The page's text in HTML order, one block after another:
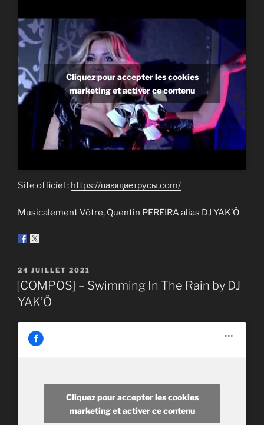
Cliquez pour accepter les cookies
marketing et activer ce contenu
Site officiel : https://пающиетрусы.com/
Musicalement Vôtre, Quentin PEREIRA alias DJ YAK’Ô
PUBLIÉ
LE
24 JUILLET 2021
[COMPOS] – Swimming In The Rain by DJ
YAK’Ô
Cliquez pour accepter les cookies
marketing et activer ce contenu